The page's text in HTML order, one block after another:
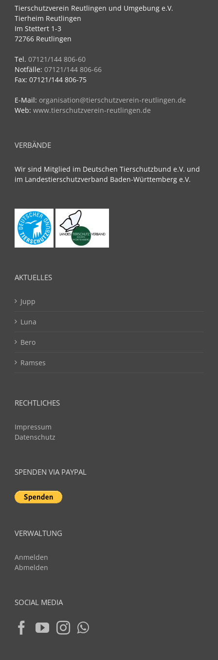
Tierschutzverein Reutlingen und Umgebung e.V.
Tierheim Reutlingen
Im Stettert 1-3
72766 Reutlingen
Tel. 07121/144 806-60
Notfälle: 07121/144 806-66
Fax: 07121/144 806-75
E-Mail: organisation@tierschutzverein-reutlingen.de
Web: www.tierschutzverein-reutlingen.de
VERBÄNDE
Wir sind Mitglied im Deutschen Tierschutzbund e.V. und
im Landestierschutzverband Baden-Württemberg e.V.
AKTUELLES
Jupp
Luna
Bero
Ramses
RECHTLICHES
Impressum
Datenschutz
SPENDEN VIA PAYPAL
VERWALTUNG
Anmelden
Abmelden
SOCIAL MEDIA